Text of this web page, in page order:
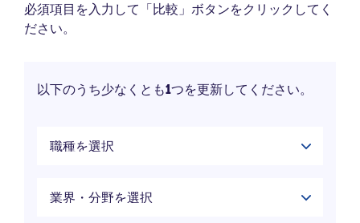
必須項目を入力して「比較」ボタンをクリックしてく
ださい。
以下のうち少なくとも1つを更新してください。